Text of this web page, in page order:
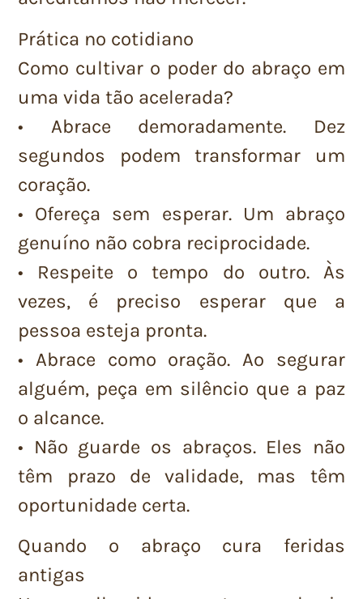
Prática no cotidiano
Como cultivar o poder do abraço em
uma vida tão acelerada?
• Abrace demoradamente. Dez
segundos podem transformar um
coração.
• Ofereça sem esperar. Um abraço
genuíno não cobra reciprocidade.
• Respeite o tempo do outro. Às
vezes, é preciso esperar que a
pessoa esteja pronta.
• Abrace como oração. Ao segurar
alguém, peça em silêncio que a paz
o alcance.
• Não guarde os abraços. Eles não
têm prazo de validade, mas têm
oportunidade certa.
Quando o abraço cura feridas
antigas